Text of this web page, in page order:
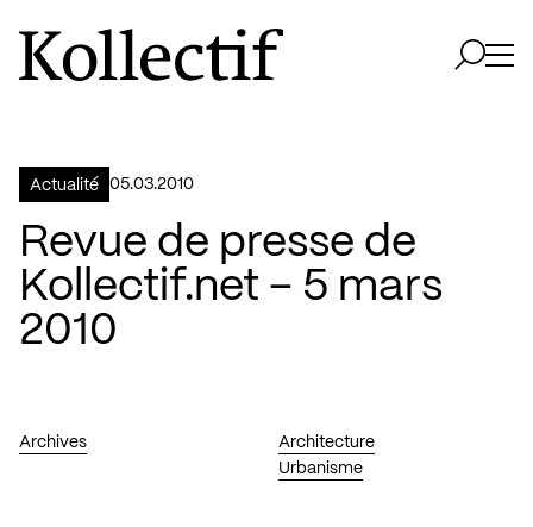
Aller à la page d'accueil
Logo Kollectif
Actualité 05.03.2010
Revue de presse de
Kollectif.net – 5 mars
2010
Archives
Architecture
Urbanisme